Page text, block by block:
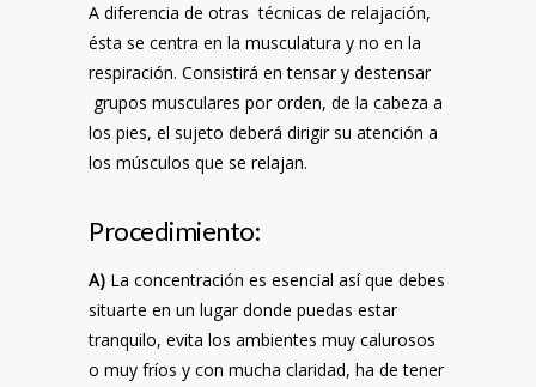
A diferencia de otras técnicas de relajación,
ésta se centra en la musculatura y no en la
respiración. Consistirá en tensar y destensar
grupos musculares por orden, de la cabeza a
los pies, el sujeto deberá dirigir su atención a
los músculos que se relajan.
Procedimiento:
A) La concentración es esencial así que debes
situarte en un lugar donde puedas estar
tranquilo, evita los ambientes muy calurosos
o muy fríos y con mucha claridad, ha de tener